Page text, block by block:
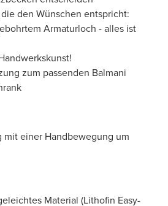
den Wünschen entspricht:
Armaturloch - alles ist
zum passenden Balmani
mit einer Handbewegung um
Material (Lithofin Easy-